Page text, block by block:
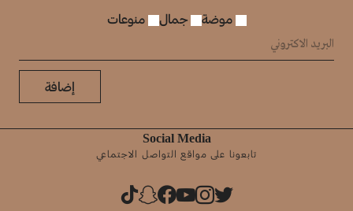
موضة جمال منوعات
إضافة
Social Media
تابعونا على مواقع التواصل الاجتماعي